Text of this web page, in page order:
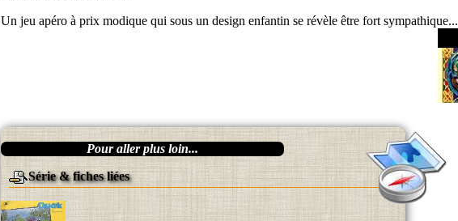
Un jeu apéro à prix modique qui sous un design enfantin se révèle être fort sympathique...
Pour aller plus loin...
Série & fiches liées